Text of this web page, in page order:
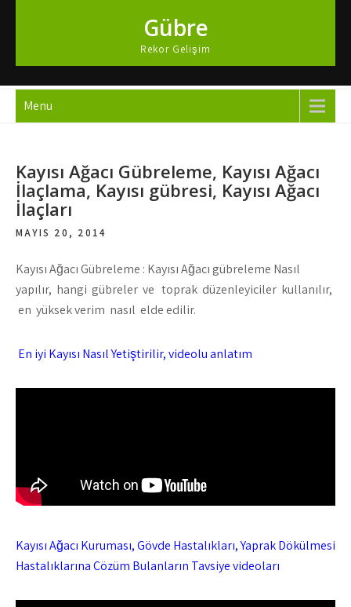
Gübre
Rekor Gelişim
Menu
Kayısı Ağacı Gübreleme, Kayısı Ağacı
İlaçlama, Kayısı gübresi, Kayısı Ağacı
İlaçları
MAYIS 20, 2014
Kayısı Ağacı Gübreleme : Kayısı Ağacı gübreleme Nasıl
yapılır, hangi gübreler ve toprak düzenleyiciler kullanılır,
en yüksek verim nasıl elde edilir.
En iyi Kayısı Nasıl Yetiştirilir, videolu anlatım
Kayısı Ağacı Kuruması, Gövde Hastalıkları, Yaprak Dökülmesi
Hastalıklarına Çözüm Bulanların Tavsiye videoları